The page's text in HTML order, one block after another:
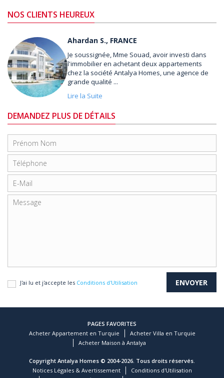
NOS CLIENTS HEUREUX
Ahardan S., FRANCE
Je soussignée, Mme Souad, avoir investi dans
l'immobilier en achetant deux appartements
chez la société Antalya Homes, une agence de
grande qualité ...
Lire la Suite
DEMANDEZ PLUS DE DÉTAILS
J'ai lu et j'accepte les Conditions d'Utilisation
PAGES FAVORITES
Acheter Appartement en Turquie
Acheter Villa en Turquie
Acheter Maison à Antalya
Copyright Antalya Homes © 2004-2026. Tous droits réservés.
Notices Légales & Avertissement
Conditions d'Utilisation